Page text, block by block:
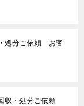
処分ご依頼 お客
収・処分ご依頼